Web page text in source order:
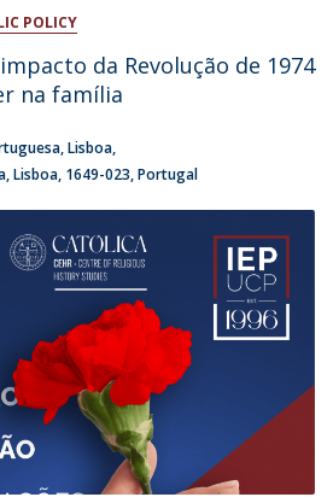
POLICY
da Revolução de 1974
na família
Lisboa
Lisboa 1649-023 Portugal